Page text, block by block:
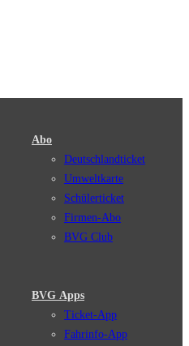
Abo
Deutschlandticket
Umweltkarte
Schülerticket
Firmen-Abo
BVG Club
BVG Apps
Ticket-App
Fahrinfo-App